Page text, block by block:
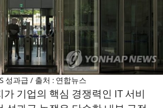
성과급 / 출처 : 연합뉴스
기업의 핵심 경쟁력인 IT 서비